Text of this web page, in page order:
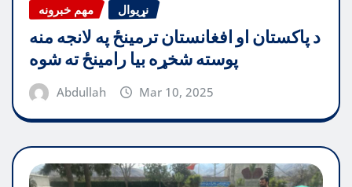
مهم خبرونه نړیوال
د پاکستان او افغانستان ترمینځ په لانجه منه
پوسته شخړه بیا رامینځ ته شوه
Abdullah Mar 10, 2025